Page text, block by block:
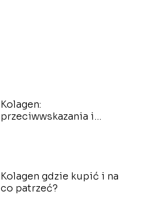
Kolagen:
przeciwwskazania i
Kolagen gdzie kupić i na
co patrzeć?